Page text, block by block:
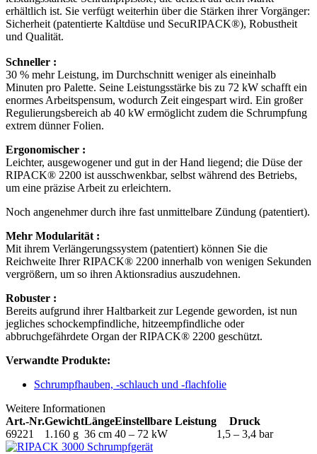
erhältlich ist. Sie verfügt weiterhin über die Stärken ihrer Vorgänger:
Sicherheit (patentierte Kaltdüse und SecuRIPACK®), Robustheit
und Qualität.
Schneller :
30 % mehr Leistung, im Durchschnitt weniger als eineinhalb
Minuten pro Palette. Seine Leistungsstärke bis zu 72 kW schafft ein
enormes Arbeitspensum, wodurch Zeit eingespart wird. Ein großer
Regulierungsbereich ab 40 kW ermöglicht zudem die Schrumpfung
extrem dünner Folien.
Ergonomischer :
Leichter, ausgewogener und gut in der Hand liegend; die Düse der
RIPACK® 2200 ist ausschwenkbar, selbst während des Betriebs,
um eine präzise Arbeit zu erleichtern.
Noch angenehmer durch ihre fast unmittelbare Zündung (patentiert).
Mehr Modularität :
Mit ihrem Verlängerungssystem (patentiert) können Sie die
Reichweite Ihrer RIPACK® 2200 innerhalb von wenigen Sekunden
vergrößern, um so ihren Aktionsradius auszudehnen.
Robuster :
Bereits aufgrund ihrer Haltbarkeit zur Legende geworden, ist nun
jegliches schockempfindliche, hitzeempfindliche oder
abbruchgefährdete Organ der RIPACK® 2200 geschützt.
Verwandte Produkte:
Schrumpfhauben, -schlauch und -flachfolie
Weitere Informationen
Art.-Nr.GewichtLängeEinstellbare Leistung
Druck
69221
1.160 g 36 cm 40 – 72 kW 1,5 – 3,4 bar